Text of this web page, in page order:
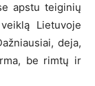
apstu teiginių
Lietuvoje
deja,
be rimtų ir